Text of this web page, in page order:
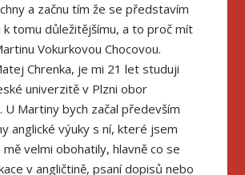
a začnu tím že se představím
k tomu důležitějšímu, a to proč mít
Vokurkovou Chocovou.
Chrenka, je mi 21 let studuji
univerzitě v Plzni obor
U Martiny bych začal především
anglické výuky s ní, které jsem
velmi obohatily, hlavně co se
v angličtině, psaní dopisů nebo